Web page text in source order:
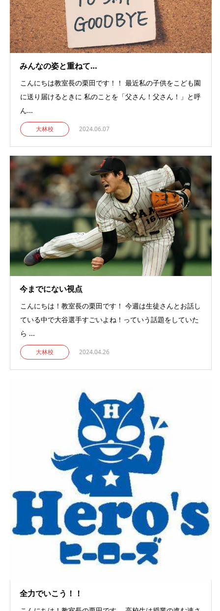
みんなの姿と重ねて…
こんにちは教室長の栗田です！！ 最近私の子供をこども園
に送り届けるときに 私のことを「父さん！父さん！」と呼
ん...
大林校 2024.06.07
今までにない視点
こんにちは！教室長の栗田です！ 今週は生徒さんとお話し
ている中で大谷選手すごいよね！っていう話題をしていた
ら ...
大林校 2024.04.26
全力でいこう！！